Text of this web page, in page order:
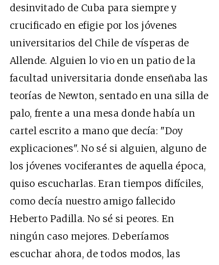
desinvitado de Cuba para siempre y
crucificado en efigie por los jóvenes
universitarios del Chile de vísperas de
Allende. Alguien lo vio en un patio de la
facultad universitaria donde enseñaba las
teorías de Newton, sentado en una silla de
palo, frente a una mesa donde había un
cartel escrito a mano que decía: "Doy
explicaciones". No sé si alguien, alguno de
los jóvenes vociferantes de aquella época,
quiso escucharlas. Eran tiempos difíciles,
como decía nuestro amigo fallecido
Heberto Padilla. No sé si peores. En
ningún caso mejores. Deberíamos
escuchar ahora, de todos modos, las